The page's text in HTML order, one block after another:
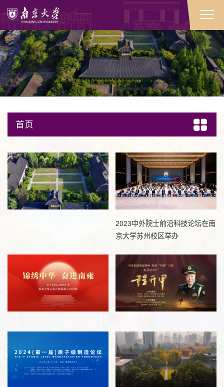
首页
2023中外院士前沿科技论坛在南
京大学苏州校区举办